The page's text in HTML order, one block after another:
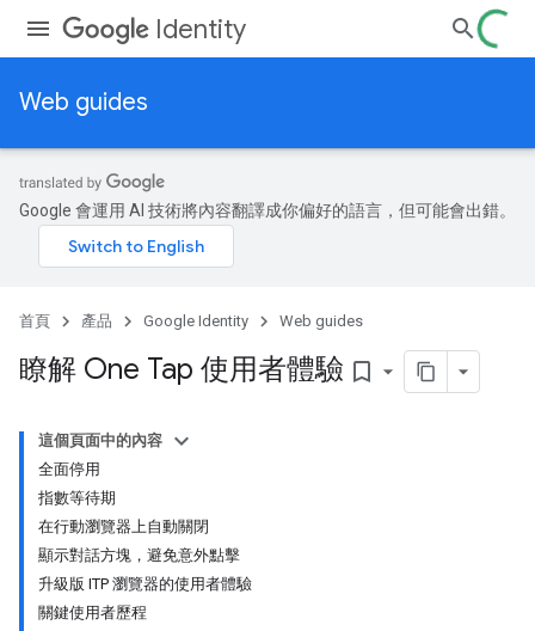
Identity
Web guides
Google 會運用 AI 技術將內容翻譯成你偏好的語言，但可能會出錯。
首頁 產品 Google Identity Web guides
瞭解 One Tap 使用者體驗 bookmark_border
這個頁面中的內容
全面停用
指數等待期
在行動瀏覽器上自動關閉
顯示對話方塊，避免意外點擊
升級版 ITP 瀏覽器的使用者體驗
關鍵使用者歷程